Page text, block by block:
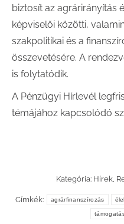
biztosít az agrárirányítás
képviselői közötti,
szakpolitikai és a
összevetésére. A
is folytatódik.
A Pénzügyi Hírlevél
témájához kapcsolódó
Kategória: Hírek,
Címkék: agrárfinanszírozás